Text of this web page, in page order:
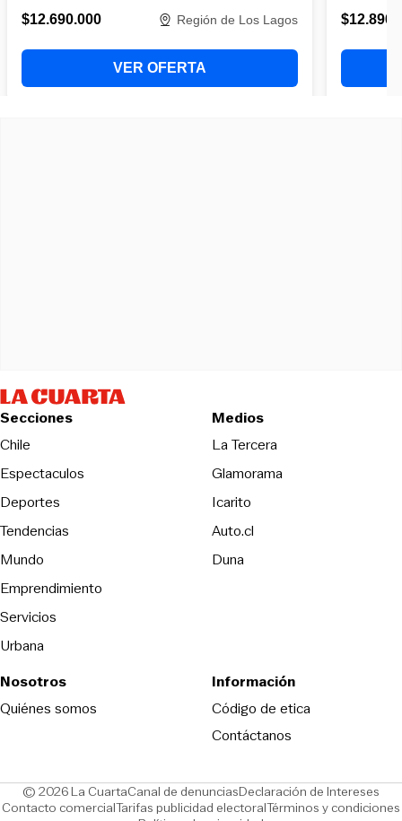
Secciones
Chile
Espectaculos
Deportes
Tendencias
Mundo
Emprendimiento
Servicios
Urbana
Medios
La TerceraOpens in new
Glamorama
Icarito
Auto.cl
DunaOpens in new window
Nosotros
Quiénes somos
Información
Código de eticaOpens in new
Contáctanos
© 2026 La CuartaCanal de denunciasOpens in new window
Declaración de Intereses
Contacto comercialOpens in new window
Tarifas publicidad electoralOpens in new window
Términos y condiciones